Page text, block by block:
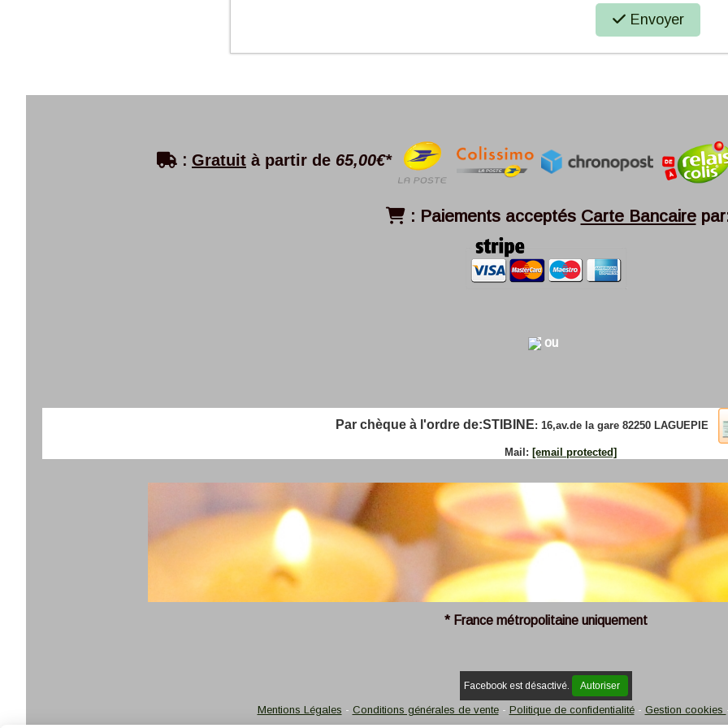
Envoyer
 : Gratuit à partir de 65,00€*
: Paiements acceptés Carte Bancaire
ou
Par chèque à l'ordre de:STIBINE: 16,av.de la gare 82250 LAGUEPIE
Mail: [email protected]
* France métropolitaine uniquement
Facebook est désactivé. Autoriser
Mentions Légales Conditions générales de vente Politique de confidentialité Gestion cookies